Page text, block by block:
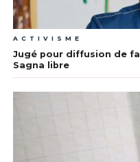
ACTIVISME
Jugé pour diffusion de
Sagna libre